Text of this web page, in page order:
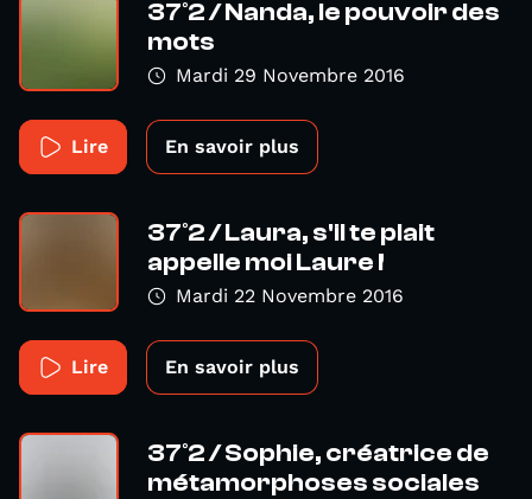
37°2 / Nanda, le pouvoir des
mots
Mardi 29 Novembre 2016
Lire En savoir plus
37°2 / Laura, s'il te plait
appelle moi Laure !
Mardi 22 Novembre 2016
Lire En savoir plus
37°2 / Sophie, créatrice de
métamorphoses sociales